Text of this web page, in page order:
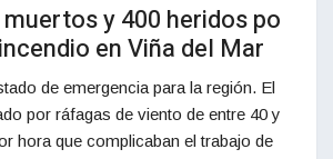
y 400 heridos po
en Viña del Mar
de emergencia para la región. El
por ráfagas de viento de entre 40 y
hora que complicaban el trabajo de